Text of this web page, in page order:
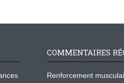
COMMENTAIRES
Renforcement